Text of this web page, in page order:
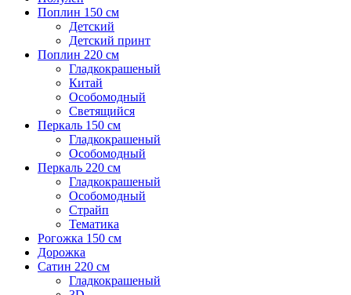
Поплин 150 см
Детский
Детский принт
Поплин 220 см
Гладкокрашеный
Китай
Особомодный
Светящийся
Перкаль 150 см
Гладкокрашеный
Особомодный
Перкаль 220 см
Гладкокрашеный
Особомодный
Страйп
Тематика
Рогожка 150 см
Дорожка
Сатин 220 см
Гладкокрашеный